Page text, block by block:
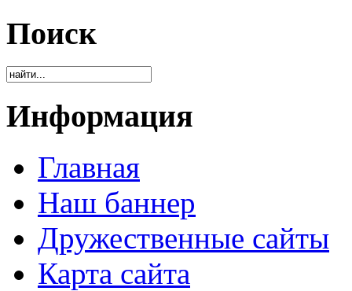
Поиск
Информация
Главная
Наш баннер
Дружественные сайты
Карта сайта